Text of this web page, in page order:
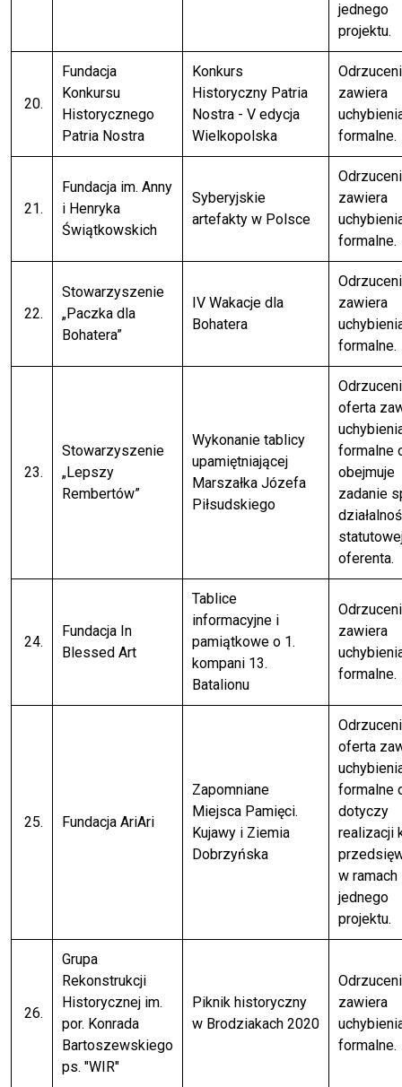
jednego
projektu.
20.
Fundacja
Konkursu
Historycznego
Patria Nostra
Konkurs
Historyczny Patria
Nostra - V edycja
Wielkopolska
zawiera
formalne.
21.
Fundacja im. Anny
i Henryka
Świątkowskich
Syberyjskie
artefakty w Polsce
zawiera
formalne.
22.
Stowarzyszenie
„Paczka dla
Bohatera”
IV Wakacje dla
Bohatera
zawiera
formalne.
23.
Stowarzyszenie
„Lepszy
Rembertów”
Wykonanie tablicy
upamiętniającej
Marszałka Józefa
Piłsudskiego
oferta
formalne
obejmuje
zadanie
oferenta.
24.
Fundacja In
Blessed Art
Tablice
informacyjne i
pamiątkowe o 1.
kompani 13.
Batalionu
zawiera
formalne.
25. Fundacja AriAri
Zapomniane
Miejsca Pamięci.
Kujawy i Ziemia
Dobrzyńska
oferta
formalne
dotyczy
realizacji
w ramach
jednego
projektu.
26.
Grupa
Rekonstrukcji
Historycznej im.
por. Konrada
Bartoszewskiego
ps. "WIR"
Piknik historyczny
w Brodziakach 2020
zawiera
formalne.